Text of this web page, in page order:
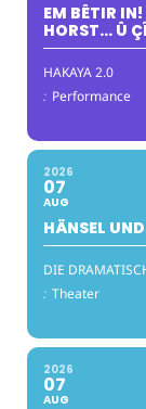
EM BÊTIR
HORST… Û
HAKAYA 2.0
: Performance
2026
07
AUG
HÄNSEL
DIE
: Theater
2026
07
AUG